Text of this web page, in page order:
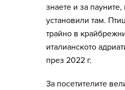
знаете и за
установили там.
трайно в
италианското
през 2022 г.
За посетителите